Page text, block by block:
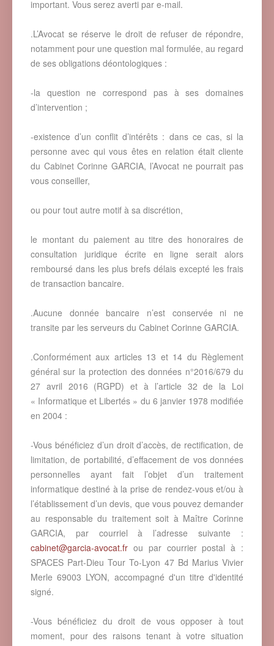
important. Vous serez averti par e-mail.
.L’Avocat se réserve le droit de refuser de répondre,
notamment pour une question mal formulée, au regard
de ses obligations déontologiques :
-la question ne correspond pas à ses domaines
d’intervention ;
-existence d’un conflit d’intérêts : dans ce cas, si la
personne avec qui vous êtes en relation était cliente
du Cabinet Corinne GARCIA, l’Avocat ne pourrait pas
vous conseiller,
ou pour tout autre motif à sa discrétion,
le montant du paiement au titre des honoraires de
consultation juridique écrite en ligne serait alors
remboursé dans les plus brefs délais excepté les frais
de transaction bancaire.
.Aucune donnée bancaire n’est conservée ni ne
transite par les serveurs du Cabinet Corinne GARCIA.
.Conformément aux articles 13 et 14 du Règlement
général sur la protection des données n°2016/679 du
27 avril 2016 (RGPD) et à l’article 32 de la Loi
« Informatique et Libertés » du 6 janvier 1978 modifiée
en 2004 :
-Vous bénéficiez d’un droit d’accès, de rectification, de
limitation, de portabilité, d’effacement de vos données
personnelles ayant fait l’objet d’un traitement
informatique destiné à la prise de rendez-vous et/ou à
l’établissement d’un devis, que vous pouvez demander
au responsable du traitement soit à Maître Corinne
GARCIA, par courriel à l’adresse suivante :
cabinet@garcia-avocat.fr ou par courrier postal à :
SPACES Part-Dieu Tour To-Lyon 47 Bd Marius Vivier
Merle 69003 LYON, accompagné d'un titre d'identité
signé.
-Vous bénéficiez du droit de vous opposer à tout
moment, pour des raisons tenant à votre situation